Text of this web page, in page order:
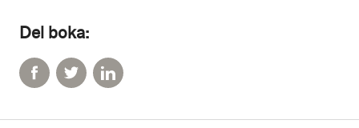
Del boka: